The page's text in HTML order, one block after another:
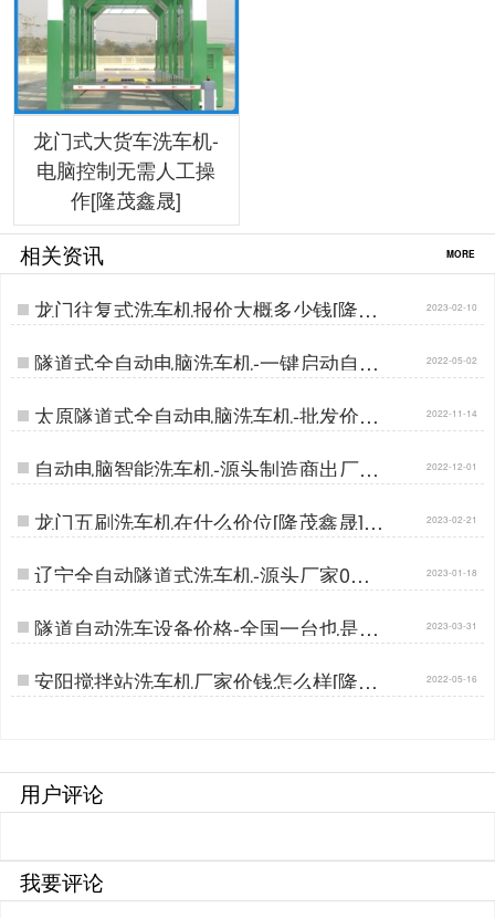
龙门式大货车洗车机-
电脑控制无需人工操
作[隆茂鑫晟]
相关资讯 MORE
龙门往复式洗车机报价大概多少钱[隆茂
鑫晟]…
2023-02-10
隧道式全自动电脑洗车机-一键启动自动
清洗[隆茂鑫晟]…
2022-05-02
太原隧道式全自动电脑洗车机-批发价厂
家直供[隆茂鑫晟]…
2022-11-14
自动电脑智能洗车机-源头制造商出厂价
[隆茂鑫晟]…
2022-12-01
龙门五刷洗车机在什么价位[隆茂鑫晟]… 2023-02-21
辽宁全自动隧道式洗车机-源头厂家0环
节更实惠[隆茂鑫晟]…
2023-01-18
隧道自动洗车设备价格-全国一台也是批
发价[隆茂鑫晟]…
2023-03-31
安阳搅拌站洗车机厂家价钱怎么样[隆茂
鑫晟]…
2022-05-16
用户评论
我要评论